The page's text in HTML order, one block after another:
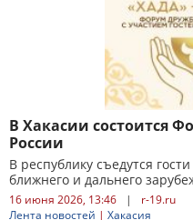
В Хакасии состоится
России
В республику съедутся
ближнего и дальнего
16 июня 2026, 13:46 |
r-19.ru
Лента новостей | Хакасия